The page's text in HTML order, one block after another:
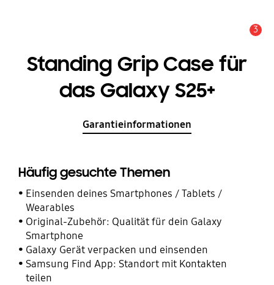
3
Standing Grip Case für
das Galaxy S25+
Garantieinformationen
Häufig gesuchte Themen
Einsenden deines Smartphones / Tablets /
Wearables
Original-Zubehör: Qualität für dein Galaxy
Smartphone
Galaxy Gerät verpacken und einsenden
Samsung Find App: Standort mit Kontakten
teilen